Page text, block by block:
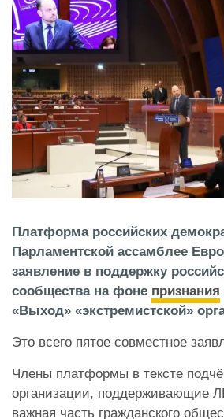
Платформа российских
Парламентской ассамблее
заявление в поддержку
сообщества на фоне признания
«Выход» «экстремистской»
Это всего пятое совместное
Члены платформы в тексте
организации, поддерживающие
важная часть гражданского